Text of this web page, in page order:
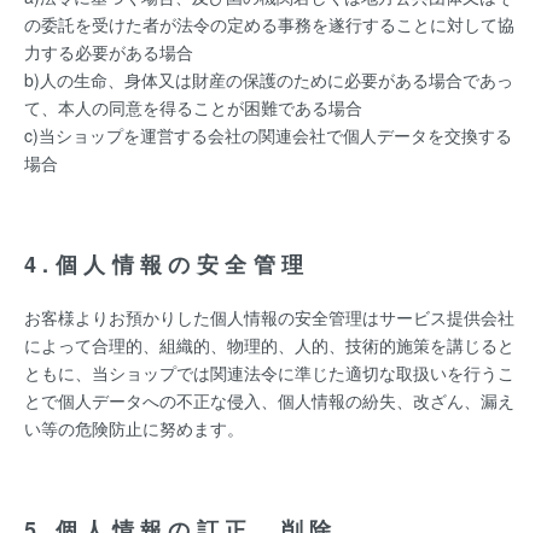
の委託を受けた者が法令の定める事務を遂行することに対して協
力する必要がある場合
b)人の生命、身体又は財産の保護のために必要がある場合であっ
て、本人の同意を得ることが困難である場合
c)当ショップを運営する会社の関連会社で個人データを交換する
場合
4.個人情報の安全管理
お客様よりお預かりした個人情報の安全管理はサービス提供会社
によって合理的、組織的、物理的、人的、技術的施策を講じると
ともに、当ショップでは関連法令に準じた適切な取扱いを行うこ
とで個人データへの不正な侵入、個人情報の紛失、改ざん、漏え
い等の危険防止に努めます。